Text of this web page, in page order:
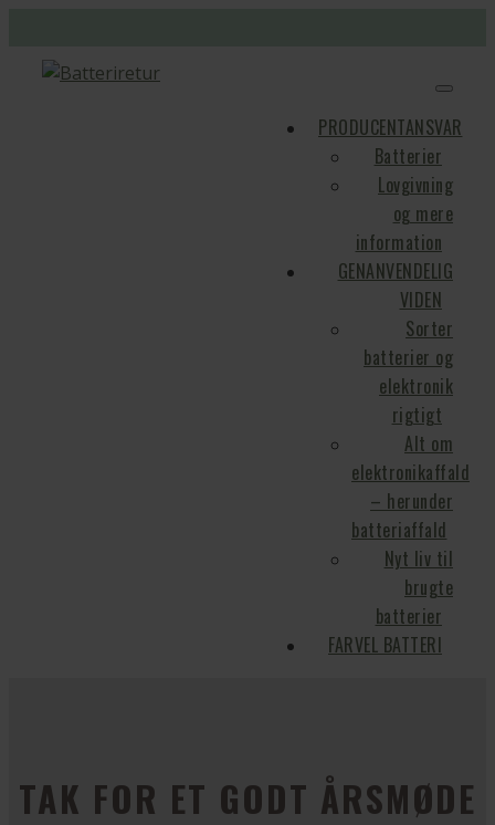
PRODUCENTANSVAR
Batterier
Lovgivning
og mere
information
GENANVENDELIG
VIDEN
Sorter
batterier og
elektronik
rigtigt
Alt om
elektronikaffald
– herunder
batteriaffald
Nyt liv til
brugte
batterier
FARVEL BATTERI
TAK FOR ET GODT ÅRSMØDE